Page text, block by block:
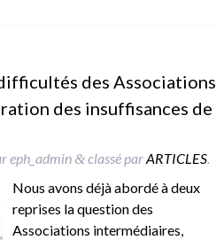
des Associations
des insuffisances de
eph_admin &classé parARTICLES.
Nous avons déjà abordé à deux
reprises la question des
Associations intermédiaires,